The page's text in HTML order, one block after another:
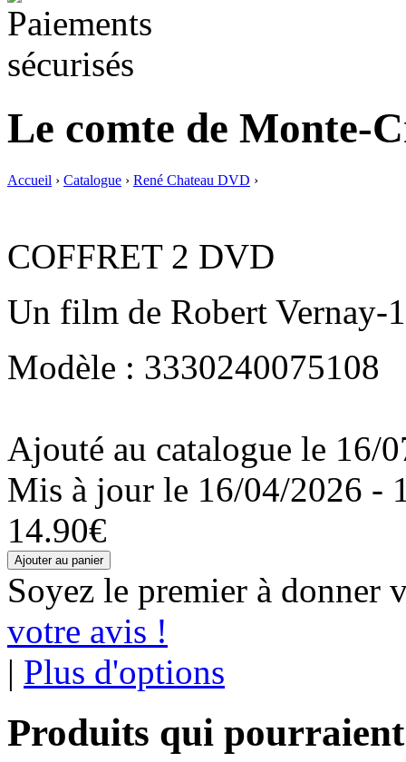
Le comte de Monte-
Accueil › Catalogue › René Chateau DVD ›
COFFRET 2 DVD
Un film de Robert Vernay-
Modèle : 3330240075108
Ajouté au catalogue le 16/
Mis à jour le 16/04/2026 -
14.90€
Soyez le premier à donner
votre avis !
| Plus d'options
Produits qui